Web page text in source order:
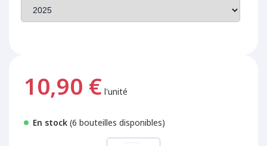
10,90 € l'unité
En stock (6 bouteilles disponibles)